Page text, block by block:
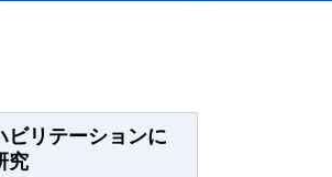
ビリテーションに
究